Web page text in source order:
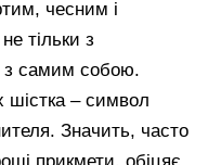
чесним і
тільки з
з самим собою.
шістка – символ
Значить, часто